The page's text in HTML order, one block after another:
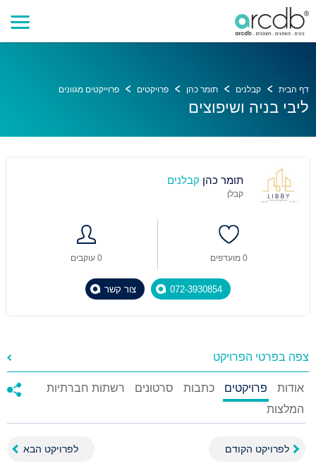
דף הבית קבלנים תומר כהן פרויקטים פרוייקטים מגוונים
ליבי בניה ושיפוצים
תומר כהן קבלנים
קבלן
0 עוקבים 0 מועדפים
צור קשר 072-3930854
צפה בפרטי הפרויקט
אודות פרויקטים כתבות סרטונים
רשתות חברתיות
המלצות
לפרויקט הקודם לפרויקט הבא